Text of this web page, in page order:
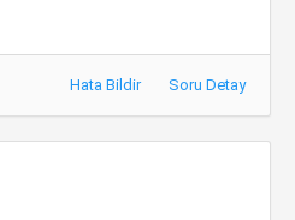
Hata Bildir Soru Detay